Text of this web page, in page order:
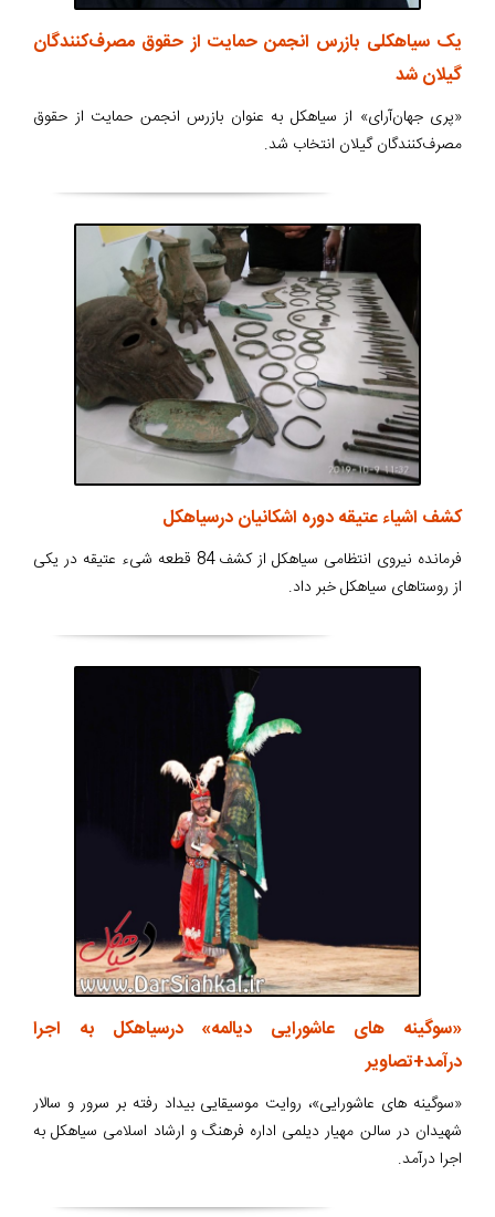
یک سیاهکلی بازرس انجمن حمایت از حقوق مصرف‌کنندگان
گیلان شد
«پری جهان‌آرای» از سیاهکل به عنوان بازرس انجمن حمایت از حقوق
مصرف‌کنندگان گیلان انتخاب شد.
کشف اشیاء عتیقه دوره اشکانیان درسیاهکل
فرمانده نیروی انتظامی سیاهکل از کشف 84 قطعه شیء عتیقه در یکی
از روستاهای سیاهکل خبر داد.
«سوگینه های عاشورایی دیالمه» درسیاهکل به اجرا
درآمد+تصاویر
«سوگینه های عاشورایی»، روایت موسیقایی بیداد رفته بر سرور و سالار
شهیدان در سالن مهیار دیلمی اداره فرهنگ و ارشاد اسلامی سیاهکل به
اجرا درآمد.